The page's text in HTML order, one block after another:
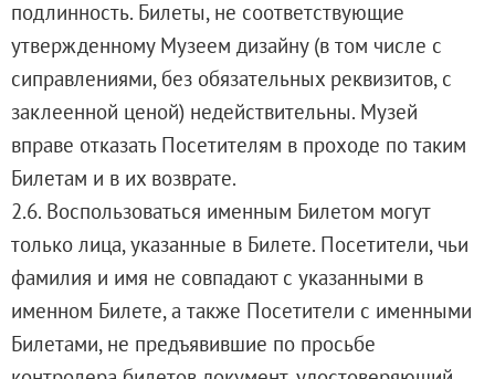
Закупки
Результаты проведения специальной
Аренда
Противодействие терроризму
Противодействие коррупции
Страницы памяти
Коллекции
Древнерусское искусство
Живопись XVIII – первой половины XIX вв.
Живопись второй половины XIX века -
Скульптура XVIII – начала XX вв.
Скульптура XX – XXI вв.
подлинность. Билеты, не соответствующие
утвержденному Музеем дизайну (в том числе с
сиправлениями, без обязательных реквизитов, с
заклеенной ценой) недействительны. Музей
вправе отказать Посетителям в проходе по таким
Билетам и в их возврате.
2.6. Воспользоваться именным Билетом могут
только лица, указанные в Билете. Посетители, чьи
фамилия и имя не совпадают с указанными в
именном Билете, а также Посетители с именными
Билетами, не предъявившие по просьбе